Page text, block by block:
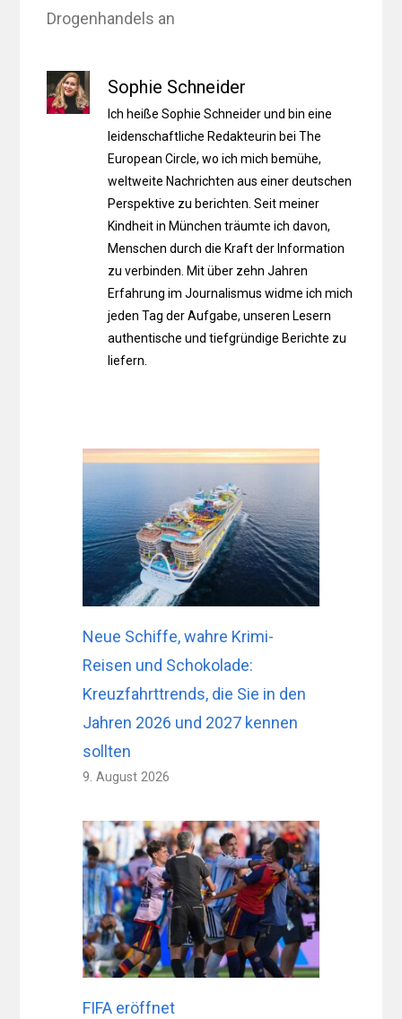
Drogenhandels an
Sophie Schneider
Ich heiße Sophie Schneider und bin eine
leidenschaftliche Redakteurin bei The
European Circle, wo ich mich bemühe,
weltweite Nachrichten aus einer deutschen
Perspektive zu berichten. Seit meiner
Kindheit in München träumte ich davon,
Menschen durch die Kraft der Information
zu verbinden. Mit über zehn Jahren
Erfahrung im Journalismus widme ich mich
jeden Tag der Aufgabe, unseren Lesern
authentische und tiefgründige Berichte zu
liefern.
Neue Schiffe, wahre Krimi-
Reisen und Schokolade:
Kreuzfahrttrends, die Sie in den
Jahren 2026 und 2027 kennen
sollten
9. August 2026
FIFA eröffnet